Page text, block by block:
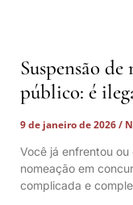
Suspensão
público: é
9 de janeiro de 2026
Você já enfrentou
nomeação em
complicada e